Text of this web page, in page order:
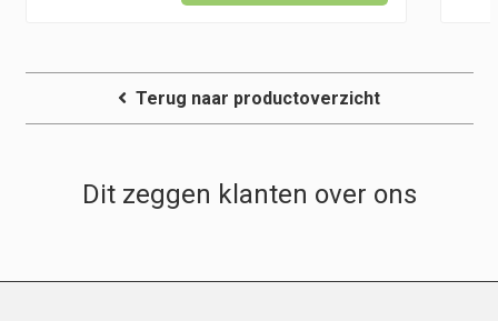
Terug naar productoverzicht
Dit zeggen klanten over ons